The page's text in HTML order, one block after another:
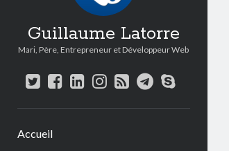
Guillaume Latorre
Mari, Père, Entrepreneur et Développeur Web
twitter
facebook
linkedin
instagram
rsstelegram
skype
Accueil